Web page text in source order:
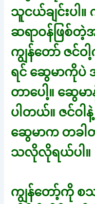
သူငယ်ချင်းပါ
ဆရာဝန်ဖြစ်
ကျွန်တော် ဇင်ဝ
ရင် ဆွေမာကိုပဲ
တာပေါ့။ ဆွေမ
ပါတယ်။ ဇင်ဝါ
ဆွေမာက တခါ
သလိုလိုရယ်ပါ။
ကျွန်တော့်ကို